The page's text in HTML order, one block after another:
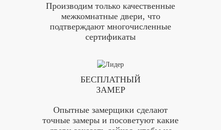
Производим только качественные
межкомнатные двери, что
подтверждают многочисленные
сертификаты
БЕСПЛАТНЫЙ
ЗАМЕР
Опытные замерщики сделают
точные замеры и посоветуют какие